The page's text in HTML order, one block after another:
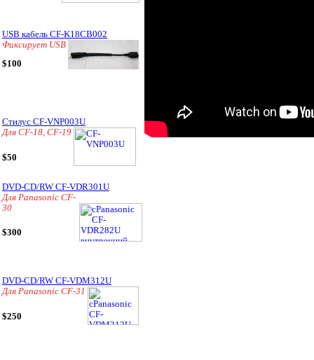
USB кабель CF-K18CB002
Фиксирует USB
$100
Стилус CF-VNP003U
Для CF-18, CF-19
$50
DVD-CD/RW CF-VDR301U
Для Panasonic CF-
30
$300
DVD-CD/RW CF-VDM312U
Для Panasonic CF-31
$250